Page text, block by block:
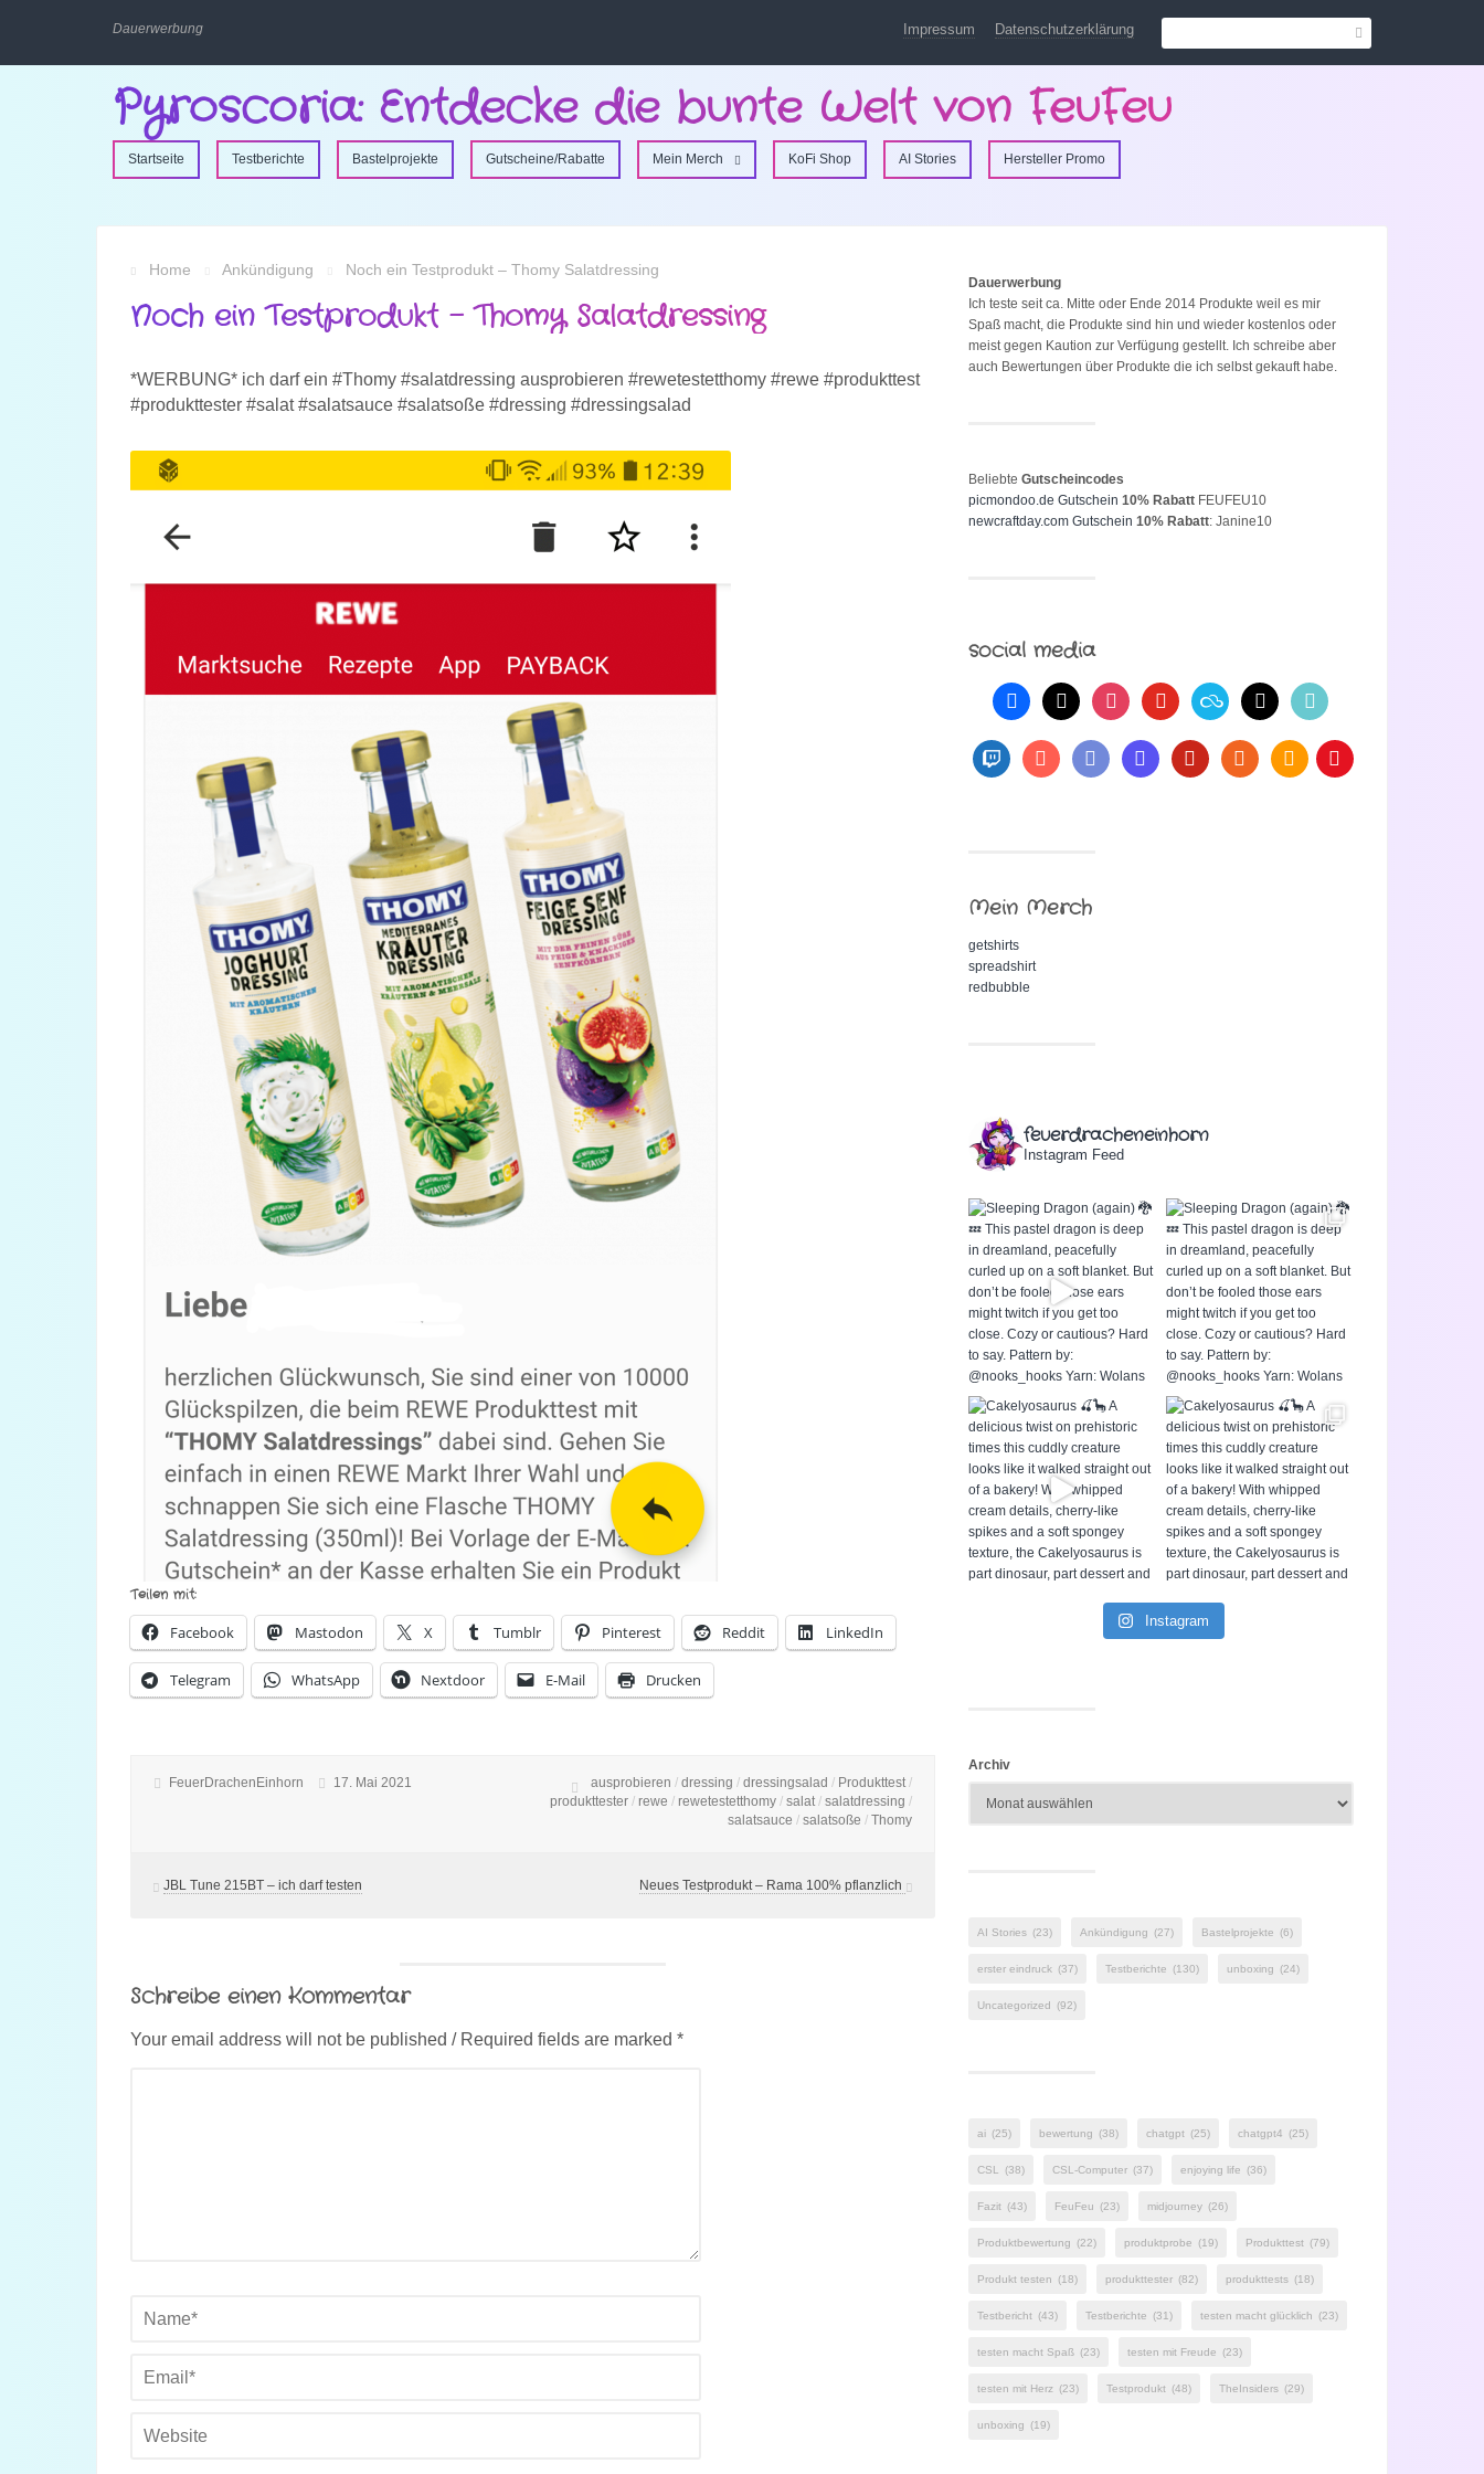
Dauerwerbung Impressum Datenschutzerklärung
Pyroscoria: Entdecke die bunte Welt von FeuFeu
Startseite Testberichte Bastelprojekte Gutscheine/Rabatte Mein Merch KoFi Shop AI Stories Hersteller Promo
Home Ankündigung Noch ein Testprodukt – Thomy Salatdressing
Noch ein Testprodukt – Thomy Salatdressing
*WERBUNG* ich darf ein #Thomy #salatdressing ausprobieren #rewetestetthomy #rewe #produkttest
#produkttester #salat #salatsauce #salatsoße #dressing #dressingsalad
Teilen mit:
Facebook Mastodon X Tumblr Pinterest Reddit LinkedIn
Telegram WhatsApp Nextdoor E-Mail Drucken
FeuerDrachenEinhorn 17. Mai 2021 ausprobieren / dressing / dressingsalad / Produkttest /
produkttester / rewe / rewetestetthomy / salat / salatdressing /
salatsauce / salatsoße / Thomy
JBL Tune 215BT – ich darf testen Neues Testprodukt – Rama 100% pflanzlich
Schreibe einen Kommentar
Your email address will not be published / Required fields are marked *
Dauerwerbung
Ich teste seit ca. Mitte oder Ende 2014 Produkte weil es mir
Spaß macht, die Produkte sind hin und wieder kostenlos oder
meist gegen Kaution zur Verfügung gestellt. Ich schreibe aber
auch Bewertungen über Produkte die ich selbst gekauft habe.
Beliebte Gutscheincodes
picmondoo.de Gutschein 10% RabattFEUFEU10
newcraftday.com Gutschein 10% Rabatt: Janine10
social media
Mein Merch
getshirts
spreadshirt
redbubble
feuerdracheneinhorn
Instagram Feed
Instagram
Archiv
AI Stories (23) Ankündigung (27) Bastelprojekte (6)
erster eindruck (37) Testberichte (130) unboxing (24)
Uncategorized (92)
ai (25) bewertung (38) chatgpt (25) chatgpt4 (25)
CSL (38) CSL-Computer (37) enjoying life (36)
Fazit (43) FeuFeu (23) midjourney (26)
Produktbewertung (22) produktprobe (19) Produkttest (79)
Produkt testen (18) produkttester (82) produkttests (18)
Testbericht (43) Testberichte (31) testen macht glücklich (23)
testen macht Spaß (23) testen mit Freude (23)
testen mit Herz (23) Testprodukt (48) TheInsiders (29)
unboxing (19)